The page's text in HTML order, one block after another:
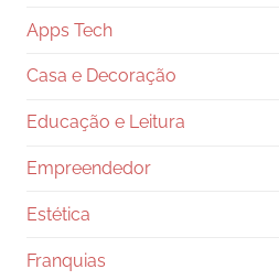
Apps Tech
Casa e Decoração
Educação e Leitura
Empreendedor
Estética
Franquias